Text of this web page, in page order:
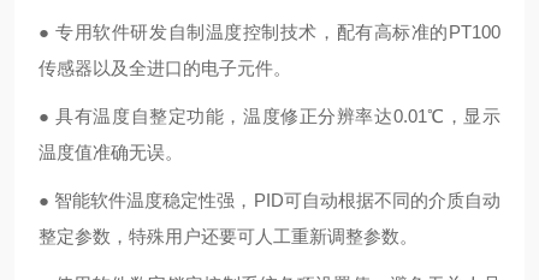
● 专用软件研发自制温度控制技术，配有高标准的PT100
传感器以及全进口的电子元件。
● 具有温度自整定功能，温度修正分辨率达0.01℃，显示
温度值准确无误。
● 智能软件温度稳定性强，PID可自动根据不同的介质自动
整定参数，特殊用户还要可人工重新调整参数。